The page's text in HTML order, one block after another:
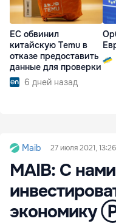
ЕС обвинил
китайскую Temu в
отказе предоставить
данные для проверки
6 дней назад
Maib 27 июля 2021, 13:26
MAIB: С
экономику